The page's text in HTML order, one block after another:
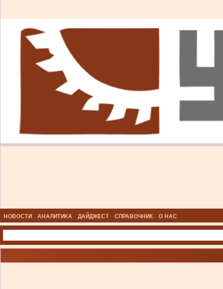
НОВОСТИ АНАЛИТИКА ДАЙДЖЕСТ СПРАВОЧНИК О НАС